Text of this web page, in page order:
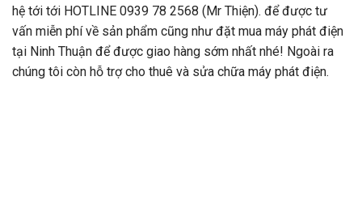
hệ tới tới HOTLINE 0939 78 2568 (Mr Thiện). để được tư
vấn miễn phí về sản phẩm cũng như đặt mua máy phát điện
tại Ninh Thuận để được giao hàng sớm nhất nhé! Ngoài ra
chúng tôi còn hỗ trợ cho thuê và sửa chữa máy phát điện.